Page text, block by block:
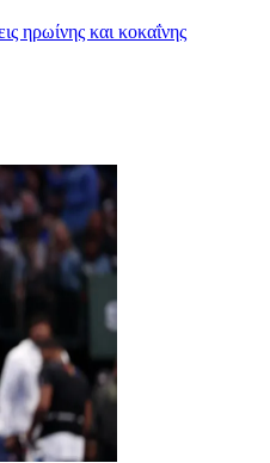
ηρωίνης και κοκαΐνης